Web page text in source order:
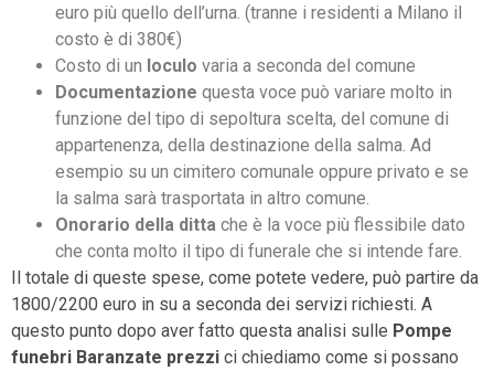
euro più quello dell’urna. (tranne i residenti a Milano il
costo è di 380€)
Costo di un loculo varia a seconda del comune
Documentazione questa voce può variare molto in
funzione del tipo di sepoltura scelta, del comune di
appartenenza, della destinazione della salma. Ad
esempio su un cimitero comunale oppure privato e se
la salma sarà trasportata in altro comune.
Onorario della ditta che è la voce più flessibile dato
che conta molto il tipo di funerale che si intende fare.
Il totale di queste spese, come potete vedere, può partire da
1800/2200 euro in su a seconda dei servizi richiesti. A
questo punto dopo aver fatto questa analisi sulle Pompe
funebri Baranzate prezzi ci chiediamo come si possano